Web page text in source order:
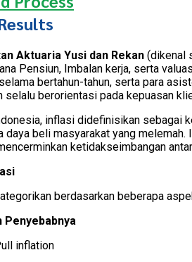
Aktuaria Yusi dan Rekan (dikenal
Pensiun, Imbalan kerja, serta
bertahun-tahun, serta para
selalu berorientasi pada kepuasan
inflasi didefinisikan sebagai
daya beli masyarakat yang
ketidakseimbangan
berdasarkan beberapa
Penyebabnya
inflation